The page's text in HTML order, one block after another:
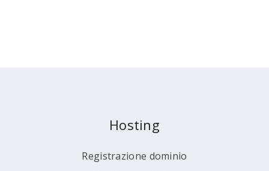
Hosting
Registrazione dominio